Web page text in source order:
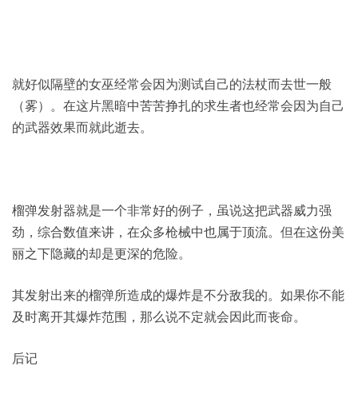
就好似隔壁的女巫经常会因为测试自己的法杖而去世一般
（雾）。在这片黑暗中苦苦挣扎的求生者也经常会因为自己
的武器效果而就此逝去。
榴弹发射器就是一个非常好的例子，虽说这把武器威力强
劲，综合数值来讲，在众多枪械中也属于顶流。但在这份美
丽之下隐藏的却是更深的危险。
其发射出来的榴弹所造成的爆炸是不分敌我的。如果你不能
及时离开其爆炸范围，那么说不定就会因此而丧命。
后记